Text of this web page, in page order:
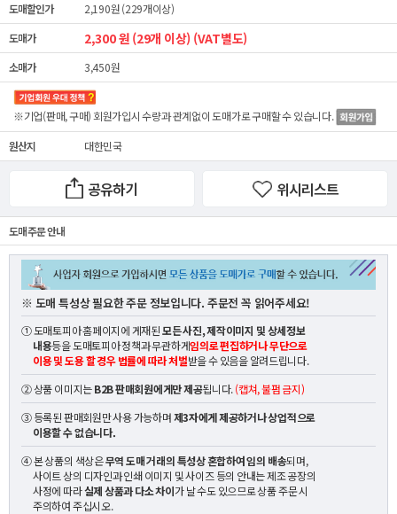
도매할인가
2,190원 (229개이상)
도매가
2,300 원 (29개 이상) (VAT별도)
소매가 3,450원
※기업(판매, 구매) 회원가입시 수량과 관계없이도매가로 구매할 수 있습니다.
원산지 대한민국
공유하기 위시리스트
도매 주문 안내
※ 도매 특성상 필요한 주문 정보입니다. 주문전 꼭 읽어주세요!
① 도매토피아 홈페이지에 게재된모든 사진, 제작이미지 및 상세정보
내용등을 도매토피아 정책과 무관하게임의로 편집하거나 무단으로
이용 및 도용 할 경우 법률에 따라 처벌받을 수 있음을 알려드립니다.
② 상품 이미지는B2B 판매회원에게만 제공됩니다.(캡쳐, 불펌 금지)
③ 등록된 판매회원만 사용 가능하며제3자에게 제공하거나 상업적으로
이용할 수 없습니다.
④ 본 상품의 색상은무역 도매 거래의 특성상 혼합하여 임의 배송되며,
사이트 상의 디자인과 인쇄 이미지 및 사이즈 등의 안내는 제조 공장의
사정에 따라실제 상품과 다소 차이가 날 수도 있으므로 상품 주문 시
주의하여 주십시오.